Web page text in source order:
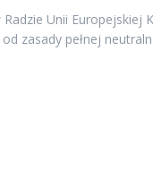
Unii
zasady pełnej